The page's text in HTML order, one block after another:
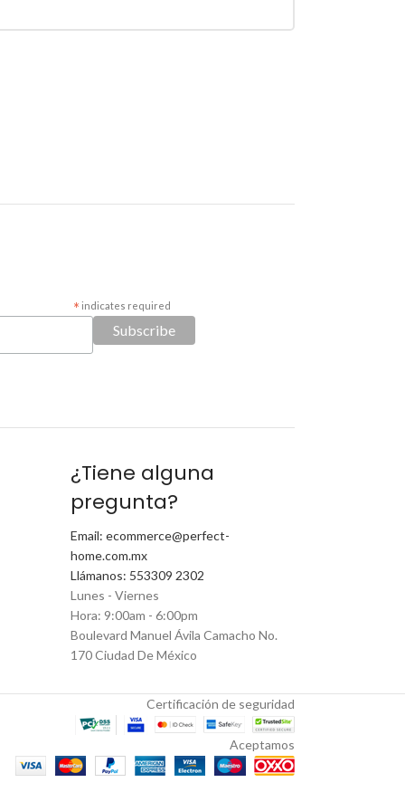
* indicates required
¿Tiene alguna
pregunta?
Email: ecommerce@perfect-
home.com.mx
Llámanos: 553309 2302
Lunes - Viernes
Hora: 9:00am - 6:00pm
Boulevard Manuel Ávila Camacho No.
170 Ciudad De México
Certificación de seguridad
Aceptamos